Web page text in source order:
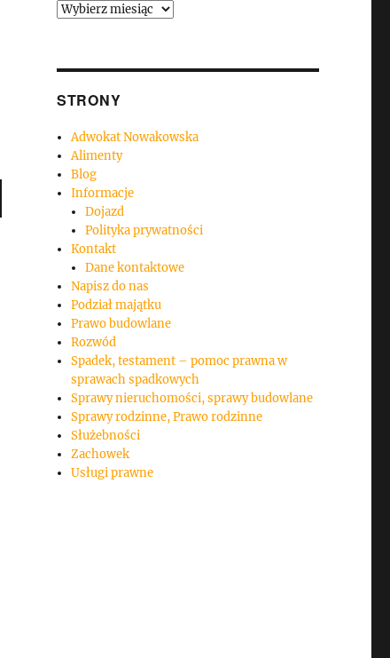
Archiwa
STRONY
Adwokat Nowakowska
Alimenty
Blog
Informacje
Dojazd
Polityka prywatności
Kontakt
Dane kontaktowe
Napisz do nas
Podział majątku
Prawo budowlane
Rozwód
Spadek, testament – pomoc prawna w
sprawach spadkowych
Sprawy nieruchomości, sprawy budowlane
Sprawy rodzinne, Prawo rodzinne
Służebności
Zachowek
Usługi prawne